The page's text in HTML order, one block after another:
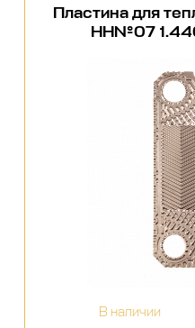
Пластина для
НН№07
В наличии